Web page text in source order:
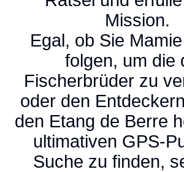
Mission.
Egal, ob Sie
folgen, um die
Fischerbrüder zu
oder den
den Etang de Berre
ultimativen GPS-
Suche zu finden,